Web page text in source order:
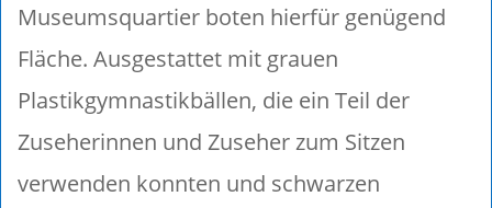
Museumsquartier boten hierfür genügend
Fläche. Ausgestattet mit grauen
Plastikgymnastikbällen, die ein Teil der
Zuseherinnen und Zuseher zum Sitzen
verwenden konnten und schwarzen